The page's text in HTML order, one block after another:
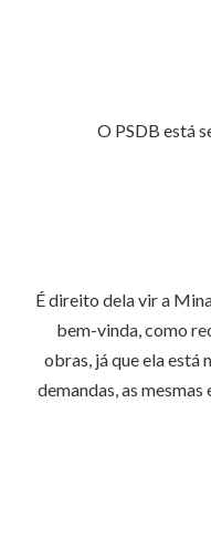
O PSDB está
É direito dela vir a
bem-vinda, como
obras, já que ela está
demandas, as